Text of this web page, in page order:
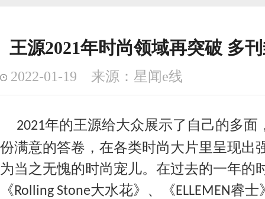
王源2021年时尚领域再突破 多
2022-01-19 来源：星闻e线
2021年的王源给大众展示了自己的多面
份满意的答卷，在各类时尚大片里呈现出
为当之无愧的时尚宠儿。在过去的一年的
《Rolling Stone大水花》、《ELLEMEN睿士